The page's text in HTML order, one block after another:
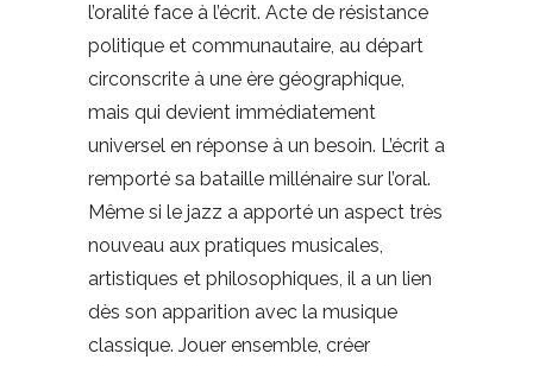
l’oralité face à l’écrit. Acte de résistance
politique et communautaire, au départ
circonscrite à une ère géographique,
mais qui devient immédiatement
universel en réponse à un besoin. L’écrit a
remporté sa bataille millénaire sur l’oral.
Même si le jazz a apporté un aspect très
nouveau aux pratiques musicales,
artistiques et philosophiques, il a un lien
dès son apparition avec la musique
classique. Jouer ensemble, créer